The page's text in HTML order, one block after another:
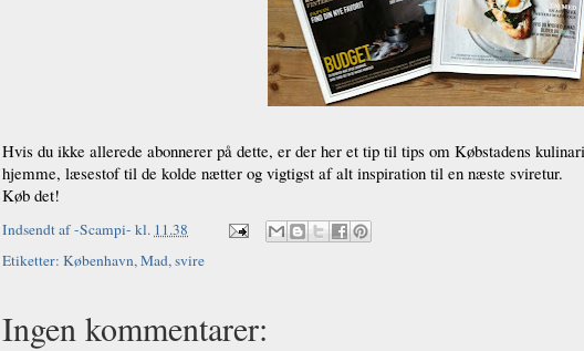
Hvis du ikke allerede abonnerer på dette, er der her et tip til tips om Købstadens
hjemme, læsestof til de kolde nætter og vigtigst af alt inspiration til en næste sviretur.
Køb det!
Indsendt af-Scampi- kl. 11.38
Etiketter: København,Mad,svire
Ingen kommentarer: